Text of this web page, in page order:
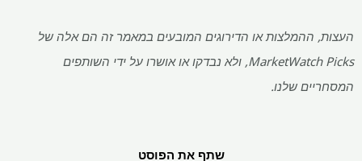
העצות, ההמלצות או הדירוגים המובעים במאמר זה הם אלה של
MarketWatch Picks, ולא נבדקו או אושרו על ידי השותפים
המסחריים שלנו.
שתף את הפוסט